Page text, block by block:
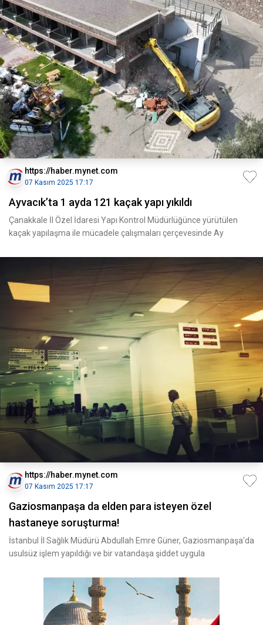
https://haber.mynet.com
07 Kasım 2025 17:17
Ayvacık’ta 1 ayda 121 kaçak yapı yıkıldı
Çanakkale İl Özel İdaresi Yapı Kontrol Müdürlüğünce yürütülen
kaçak yapılaşma ile mücadele çalışmaları çerçevesinde Ay
https://haber.mynet.com
07 Kasım 2025 17:17
Gaziosmanpaşa da elden para isteyen özel
hastaneye soruşturma!
İstanbul İl Sağlık Müdürü Abdullah Emre Güner, Gaziosmanpaşa'da
usulsüz işlem yapıldığı ve bir vatandaşa şiddet uygula